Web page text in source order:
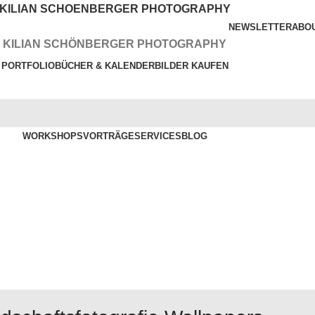
KILIAN SCHOENBERGER PHOTOGRAPHY
NEWSLETTER
KILIAN SCHÖNBERGER PHOTOGRAPHY
PORTFOLIOBÜCHER & KALENDERBILDER KAUFEN
WORKSHOPSVORTRÄGESERVICES BLOG